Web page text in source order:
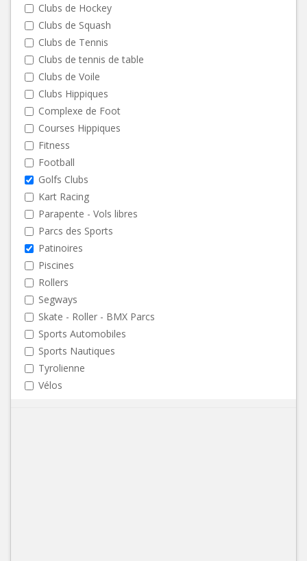
Clubs de Hockey
Clubs de Squash
Clubs de Tennis
Clubs de tennis de table
Clubs de Voile
Clubs Hippiques
Complexe de Foot
Courses Hippiques
Fitness
Football
Golfs Clubs
Kart Racing
Parapente - Vols libres
Parcs des Sports
Patinoires
Piscines
Rollers
Segways
Skate - Roller - BMX Parcs
Sports Automobiles
Sports Nautiques
Tyrolienne
Vélos